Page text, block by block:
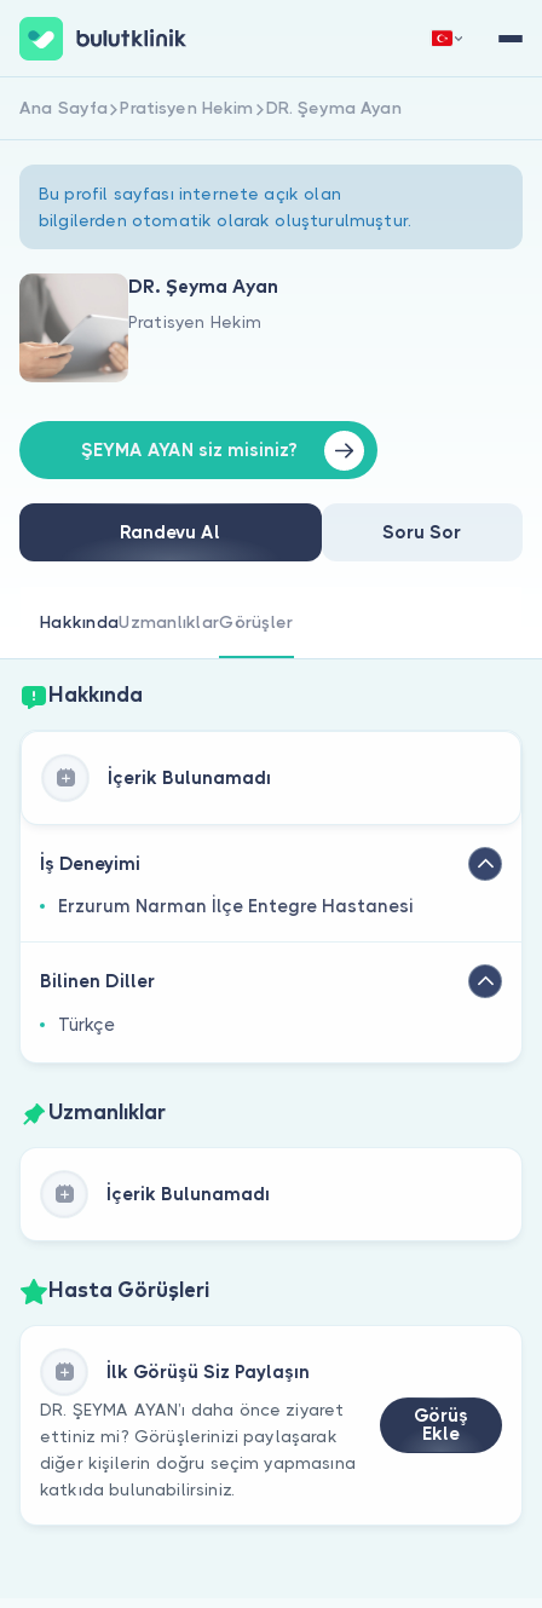
Hakkımızda
Doktorlar için
Doktor musunuz?
Hemen Kaydol Giriş Yap
Ana Sayfa Pratisyen Hekim DR. Şeyma Ayan
Bu profil sayfası internete açık olan
bilgilerden otomatik olarak oluşturulmuştur.
DR. Şeyma Ayan
Pratisyen Hekim
ŞEYMA AYAN siz misiniz?
Randevu Al Soru Sor
HakkındaUzmanlıklarGörüşler
Hakkında
İçerik Bulunamadı
İş Deneyimi
Erzurum Narman İlçe Entegre Hastanesi
Bilinen Diller
Türkçe
Uzmanlıklar
İçerik Bulunamadı
Hasta Görüşleri
İlk Görüşü Siz Paylaşın
DR. ŞEYMA AYAN’ı daha önce ziyaret
ettiniz mi? Görüşlerinizi paylaşarak
diğer kişilerin doğru seçim yapmasına
katkıda bulunabilirsiniz.
Görüş
Ekle